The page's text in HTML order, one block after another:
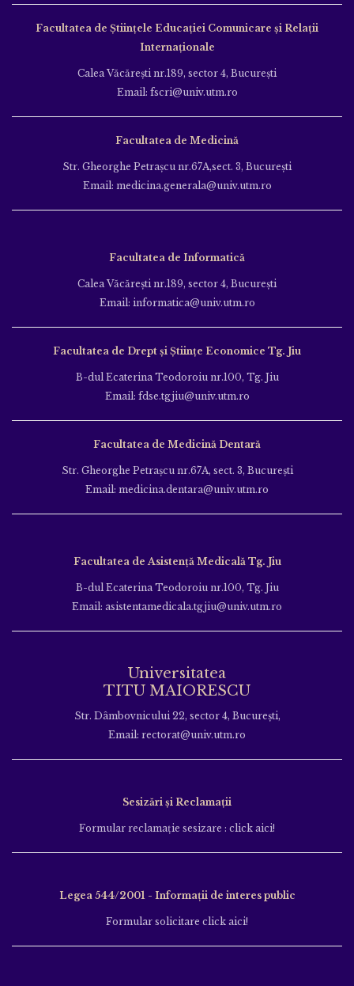
Facultatea de Ştiinţele Educației Comunicare și Relații
Internaționale
Calea Văcăreşti nr.189, sector 4, Bucureşti
Email: fscri@univ.utm.ro
Facultatea de Medicină
Str. Gheorghe Petraşcu nr.67A,sect. 3, Bucureşti
Email: medicina.generala@univ.utm.ro
Facultatea de Informatică
Calea Văcăreşti nr.189, sector 4, Bucureşti
Email: informatica@univ.utm.ro
Facultatea de Drept și Științe Economice Tg. Jiu
B-dul Ecaterina Teodoroiu nr.100, Tg. Jiu
Email: fdse.tgjiu@univ.utm.ro
Facultatea de Medicină Dentară
Str. Gheorghe Petraşcu nr.67A, sect. 3, Bucureşti
Email: medicina.dentara@univ.utm.ro
Facultatea de Asistență Medicală Tg. Jiu
B-dul Ecaterina Teodoroiu nr.100, Tg. Jiu
Email: asistentamedicala.tgjiu@univ.utm.ro
Universitatea
TITU MAIORESCU
Str. Dâmbovnicului 22, sector 4, București,
Email: rectorat@univ.utm.ro
Sesizări și Reclamații
Formular reclamație sesizare : click aici!
Legea 544/2001 - Informații de interes public
Formular solicitare click aici!